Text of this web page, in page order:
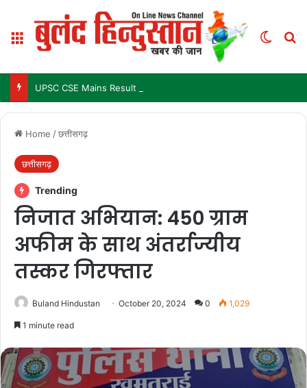
Menu
Home /छत्तीसगढ़
छत्तीसगढ़
Trending
निजात अभियान: 450 ग्राम
अफीम के साथ अंतर्राज्यीय
तस्कर गिरफ्तार
Buland Hindustan October 20, 2024 0 1,029
1 minute read